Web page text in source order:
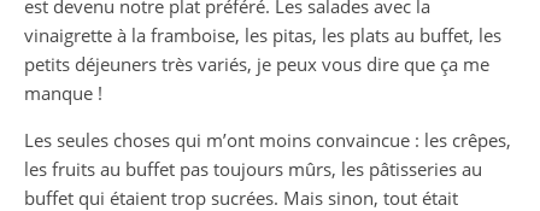
est devenu notre plat préféré. Les salades avec la
vinaigrette à la framboise, les pitas, les plats au buffet, les
petits déjeuners très variés, je peux vous dire que ça me
manque !
Les seules choses qui m’ont moins convaincue : les crêpes,
les fruits au buffet pas toujours mûrs, les pâtisseries au
buffet qui étaient trop sucrées. Mais sinon, tout était